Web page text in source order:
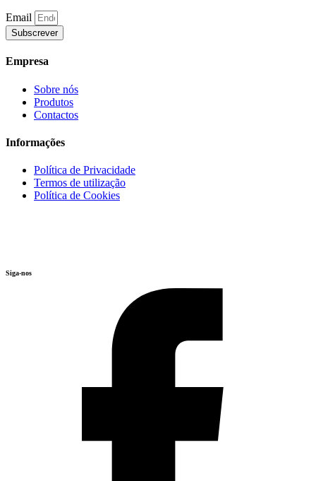
Email
Subscrever
Empresa
Sobre nós
Produtos
Contactos
Informações
Política de Privacidade
Termos de utilização
Política de Cookies
Siga-nos